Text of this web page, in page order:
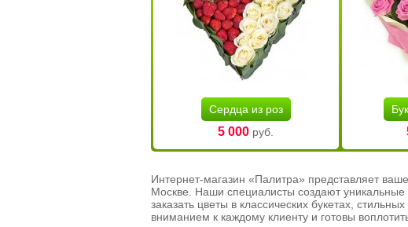
Сердца из роз
5 000 руб.
Интернет-магазин «Палитра» представляет
Москве. Наши специалисты создают
заказать цветы в классических букетах,
вниманием к каждому клиенту и готовы